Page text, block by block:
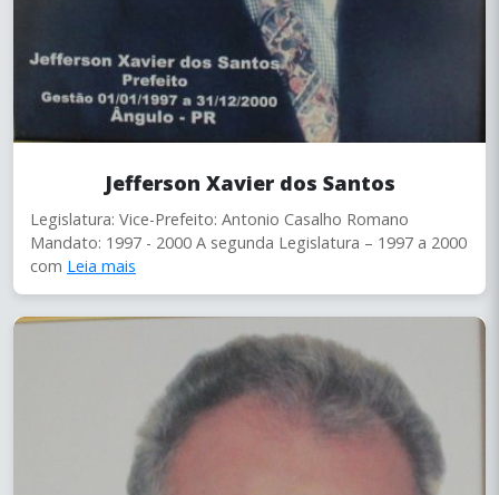
Jefferson Xavier dos Santos
Legislatura: Vice-Prefeito: Antonio Casalho Romano
Mandato: 1997 - 2000 A segunda Legislatura – 1997 a 2000
com Leia mais